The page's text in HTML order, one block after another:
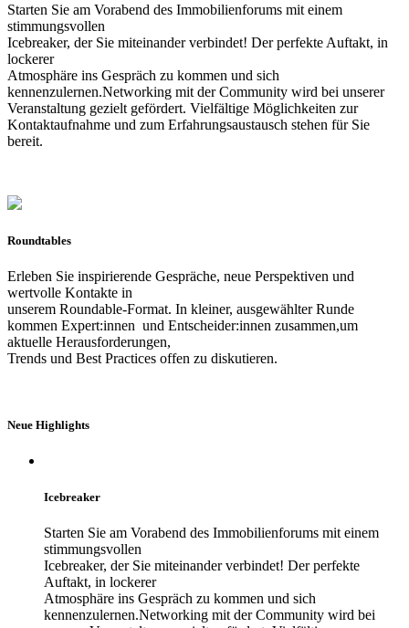
Starten Sie am Vorabend des Immobilienforums mit einem
stimmungsvollen
Icebreaker, der Sie miteinander verbindet! Der perfekte Auftakt, in
lockerer
Atmosphäre ins Gespräch zu kommen und sich
kennenzulernen.Networking mit der Community wird bei unserer
Veranstaltung gezielt gefördert. Vielfältige Möglichkeiten zur
Kontaktaufnahme und zum Erfahrungsaustausch stehen für Sie
bereit.
Roundtables
Erleben Sie inspirierende Gespräche, neue Perspektiven und
wertvolle Kontakte in
unserem Roundable-Format. In kleiner, ausgewählter Runde
kommen Expert:innen und Entscheider:innen zusammen,um
aktuelle Herausforderungen,
Trends und Best Practices offen zu diskutieren.
Neue Highlights
Icebreaker
Starten Sie am Vorabend des Immobilienforums mit einem
stimmungsvollen
Icebreaker, der Sie miteinander verbindet! Der perfekte
Auftakt, in lockerer
Atmosphäre ins Gespräch zu kommen und sich
kennenzulernen.Networking mit der Community wird bei